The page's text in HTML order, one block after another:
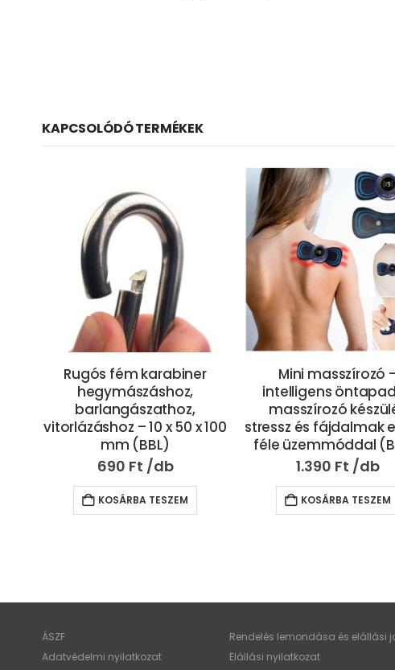
KAPCSOLÓDÓ TERMÉKEK
Mini masszírozó –
intelligens öntapadós
masszírozó készülék
stressz és fájdalmak ellen 8
féle üzemmóddal (BBM)
1.390Ft
KOSÁRBA TESZEM
Felakasztható
boxkesztűvel
– kék – 43x16x16 cm
7.690Ft
KOSÁRBA TESZEM
ÁSZF
Rendelés lemondása és elállási
Adatvédelmi nyilatkozat
Elállási nyilatkozat